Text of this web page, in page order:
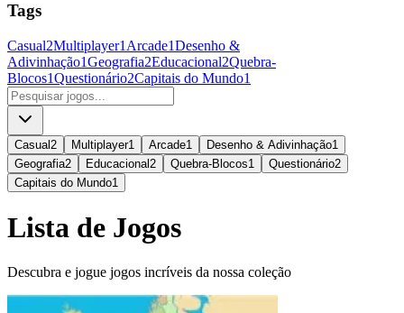
Tags
Casual2Multiplayer1 Arcade1Desenho &
Adivinhação1Geografia2Educacional2Quebra-
Blocos1Questionário2Capitais do Mundo1
Casual 2 Multiplayer1 Arcade1 Desenho & Adivinhação1
Geografia2 Educacional 2 Quebra-Blocos1 Questionário2
Capitais do Mundo1
Lista de Jogos
Descubra e jogue jogos incríveis da nossa coleção